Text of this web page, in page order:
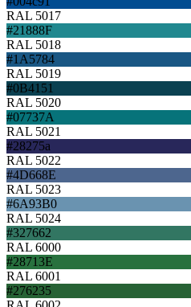
RAL 5017
#21888F
RAL 5018
#1A5784
RAL 5019
#0B4151
RAL 5020
#07737A
RAL 5021
#28275a
RAL 5022
#4D668E
RAL 5023
#6A93B0
RAL 5024
#327662
RAL 6000
#28713E
RAL 6001
#276235